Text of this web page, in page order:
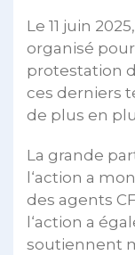
Le 11 juin
organisé
protestation
ces derniers
de plus en
La grande
l‘action a
des agents
l‘action a
soutiennent